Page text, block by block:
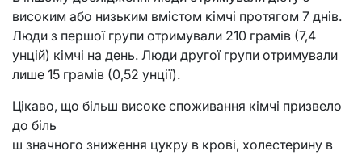
високим або низьким вмістом кімчі протягом 7 днів.
Люди з першої групи отримували 210 грамів (7,4
унцій) кімчі на день. Люди другої групи отримували
лише 15 грамів (0,52 унції).
Цікаво, що більш високе споживання кімчі призвело
до біль
ш значного зниження цукру в крові, холестерину в